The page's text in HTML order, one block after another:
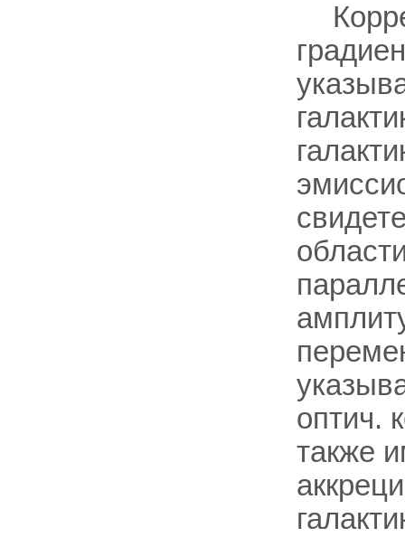
оптич.
также